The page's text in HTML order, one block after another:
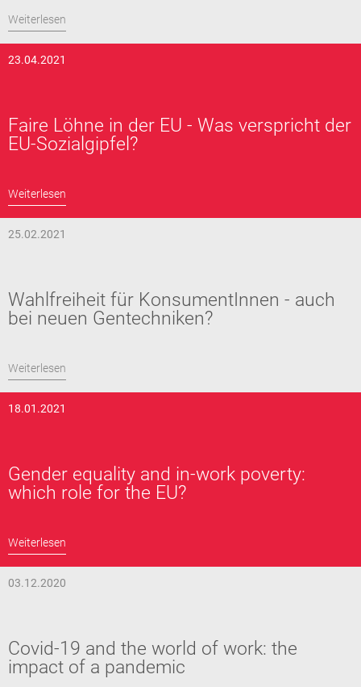
Weiterlesen
23.04.2021
Faire Löhne in der EU - Was verspricht der
EU-Sozialgipfel?
Weiterlesen
25.02.2021
Wahlfreiheit für KonsumentInnen - auch
bei neuen Gentechniken?
Weiterlesen
18.01.2021
Gender equality and in-work poverty:
which role for the EU?
Weiterlesen
03.12.2020
Covid-19 and the world of work: the
impact of a pandemic